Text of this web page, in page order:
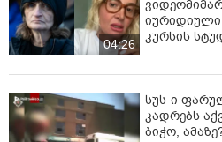
04:26
კურსის
სუს-ი
კადრებს
ბიჭო,